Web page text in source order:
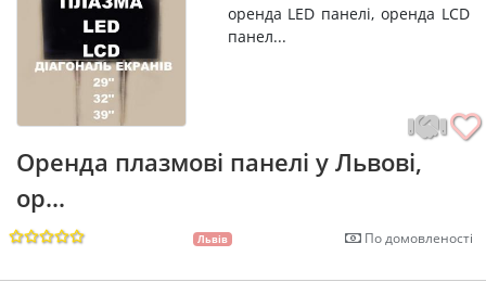
оренда LED панелі, оренда LCD
панел...
Оренда плазмові панелі у Львові,
ор...
Львів По домовленості